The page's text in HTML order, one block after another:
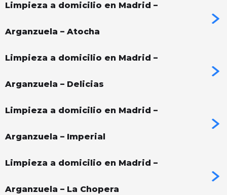
Limpieza a domicilio en Madrid –
Arganzuela – Atocha
Limpieza a domicilio en Madrid –
Arganzuela – Delicias
Limpieza a domicilio en Madrid –
Arganzuela – Imperial
Limpieza a domicilio en Madrid –
Arganzuela – La Chopera